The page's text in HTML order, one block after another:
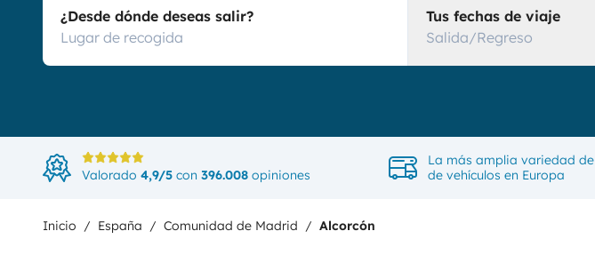
¿Desde dónde deseas salir?
Tus fechas de viaje
Salida/Regreso
Valorado 4,9/5 con 396.008 opiniones
La más amplia variedad de
de vehículos en Europa
Inicio España Comunidad de Madrid Alcorcón